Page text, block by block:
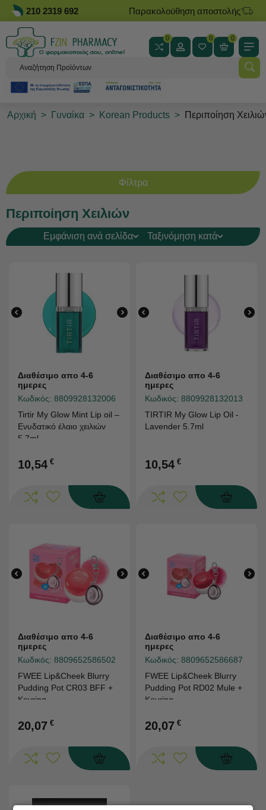
210 2319 692 Παρακολούθηση αποστολής
0 0 0
Αρχική > Γυναίκα > Korean Products > Περιποίηση
Φίλτρα
Περιποίηση Χειλιών
Εμφάνιση ανά σελίδα Ταξινόμηση κατά
Διαθέσιμο απο 4-6
ημερες
Κωδικός: 8809928132006
Tirtir My Glow Mint Lip oil –
Ενυδατικό έλαιο χειλιών
5.7ml
10,54 €
Διαθέσιμο απο 4-6
ημερες
Κωδικός: 8809928132013
TIRTIR My Glow Lip Oil -
Lavender 5.7ml
10,54 €
Διαθέσιμο απο 4-6
ημερες
Κωδικός: 8809652586502
FWEE Lip&Cheek Blurry
Pudding Pot CR03 BFF +
Keyring
20,07 €
Διαθέσιμο απο 4-6
ημερες
Κωδικός: 8809652586687
FWEE Lip&Cheek Blurry
Pudding Pot RD02 Mule +
Keyring
20,07 €